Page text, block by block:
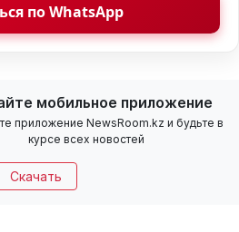
по WhatsApp
мобильное приложение
приложение NewsRoom.kz и будьте в
курсе всех новостей
Скачать